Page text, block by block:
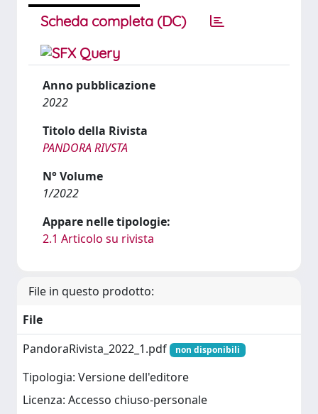
Scheda completa (DC)
Anno pubblicazione
2022
Titolo della Rivista
PANDORA RIVSTA
N° Volume
1/2022
Appare nelle tipologie:
2.1 Articolo su rivista
File in questo prodotto:
File
PandoraRivista_2022_1.pdf
non disponibili
Tipologia: Versione dell'editore
Licenza: Accesso chiuso-personale